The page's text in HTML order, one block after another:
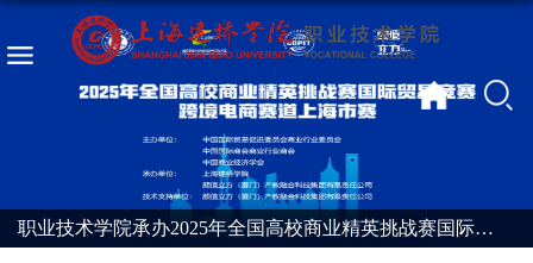
职业技术学院承办2025年全国高校商业精英挑战赛国际贸易竞赛跨境电商赛道上海市赛